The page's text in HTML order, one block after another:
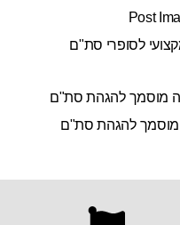
לסופרי סת"ם
מוסמך להגהת סת"ם